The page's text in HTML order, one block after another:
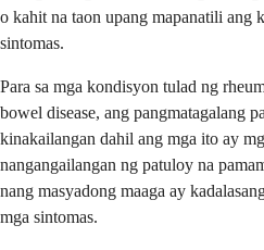
o kahit na taon upang mapanatili ang
sintomas.
Para sa mga kondisyon tulad ng
bowel disease, ang pangmatagalang
kinakailangan dahil ang mga ito ay
nangangailangan ng patuloy na
nang masyadong maaga ay
mga sintomas.